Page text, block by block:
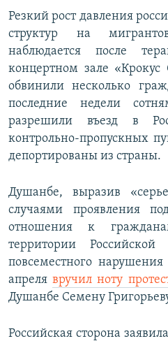
Резкий рост давления
структур на
наблюдается после
концертном зале
обвинили несколько
последние недели
разрешили въезд в
контрольно-пропускных
депортированы из страны.
Душанбе, выразив
cлучаями проявления
отношения к
территории
повсеместного
апрелявручил ноту
Душанбе Семену
Российская сторона